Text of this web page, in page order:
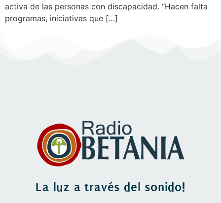
activa de las personas con discapacidad. “Hacen falta
programas, iniciativas que […]
La luz a través del sonido!